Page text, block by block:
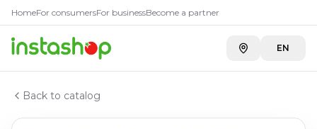
HomeFor consumersFor businessBecome a partner
EN
Back to catalog
Главная
Каталог
Белые вина испании
Вино белое Honoro Vera Blanco сухое 0,75 л